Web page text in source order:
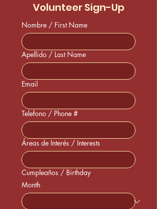
Volunteer Sign-Up
Nombre / First Name
Apellido / Last Name
Email
Telefono / Phone #
Áreas de Interés / Interests
Cumpleaños / Birthday
Month